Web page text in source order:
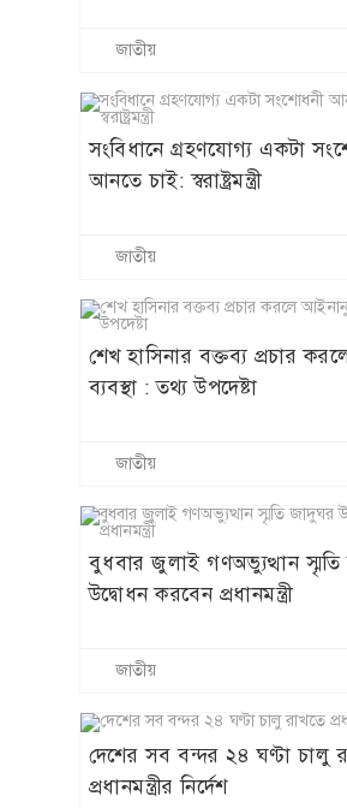
জাতীয়
সংবিধানে গ্রহণযোগ্য একটা
আনতে চাই: স্বরাষ্ট্রমন্ত্রী
জাতীয়
শেখ হাসিনার বক্তব্য প্রচার
ব্যবস্থা : তথ্য উপদেষ্টা
জাতীয়
বুধবার জুলাই গণঅভ্যুত্থান
উদ্বোধন করবেন প্রধানমন্ত্রী
জাতীয়
দেশের সব বন্দর ২৪ ঘণ্টা চালু
প্রধানমন্ত্রীর নির্দেশ